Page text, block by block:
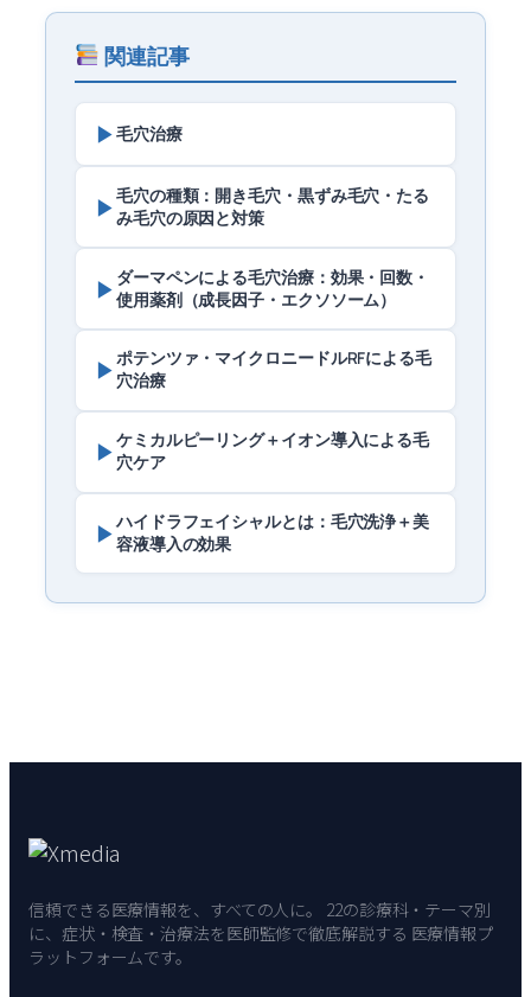
関連記事
▶毛穴治療
▶毛穴の種類：開き毛穴・黒ずみ毛穴・たる
み毛穴の原因と対策
▶ ダーマペンによる毛穴治療：効果・回数・
使用薬剤（成長因子・エクソソーム）
▶ポテンツァ・マイクロニードルRFによる毛
穴治療
▶ケミカルピーリング＋イオン導入による毛
穴ケア
▶ハイドラフェイシャルとは：毛穴洗浄＋美
容液導入の効果
信頼できる医療情報を、すべての人に。 22の診療科・テーマ別
に、症状・検査・治療法を医師監修で徹底解説する 医療情報プ
ラットフォームです。